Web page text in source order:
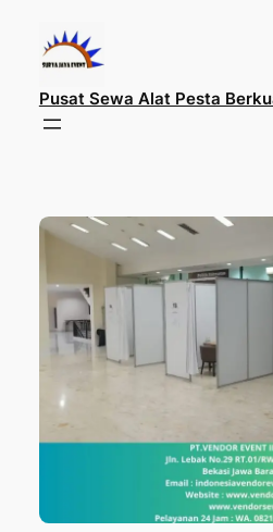
konten
Pusat Sewa Alat Pesta